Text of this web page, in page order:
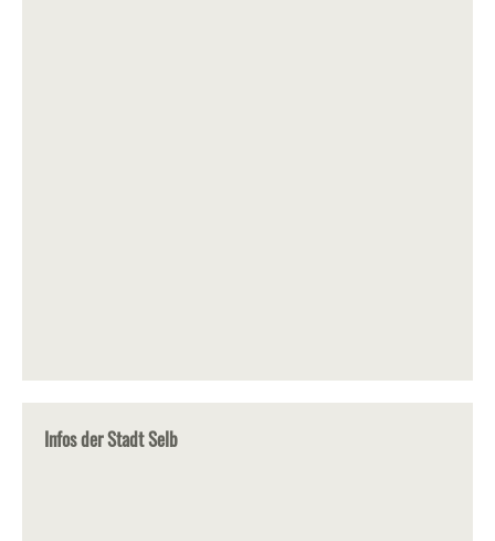
Infos der Stadt Selb